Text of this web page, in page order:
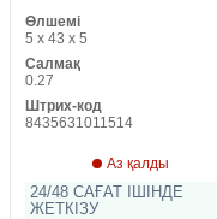
Өлшемі
5 x 43 x 5
Салмақ
0.27
Штрих-код
8435631011514
Аз қалды
24/48 САҒАТ ІШІНДЕ
ЖЕТКІЗУ